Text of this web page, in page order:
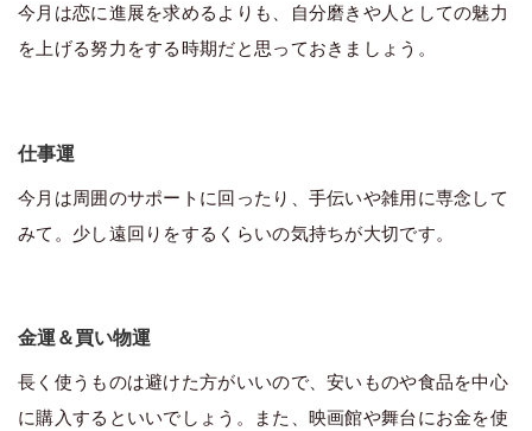
今月は恋に進展を求めるよりも、自分磨きや人としての魅力
を上げる努力をする時期だと思っておきましょう。
仕事運
今月は周囲のサポートに回ったり、手伝いや雑用に専念して
みて。少し遠回りをするくらいの気持ちが大切です。
金運＆買い物運
長く使うものは避けた方がいいので、安いものや食品を中心
に購入するといいでしょう。また、映画館や舞台にお金を使